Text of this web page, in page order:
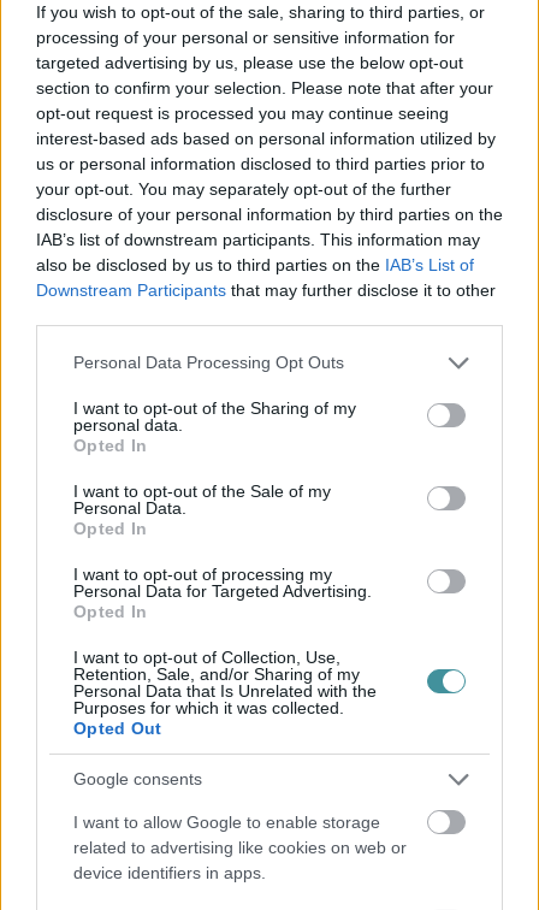
If you wish to opt-out of the sale, sharing to third parties, or
processing of your personal or sensitive information for
targeted advertising by us, please use the below opt-out
section to confirm your selection. Please note that after your
opt-out request is processed you may continue seeing
interest-based ads based on personal information utilized by
us or personal information disclosed to third parties prior to
your opt-out. You may separately opt-out of the further
disclosure of your personal information by third parties on the
IAB’s list of downstream participants. This information may
also be disclosed by us to third parties on the IAB’s List of
Downstream Participants that may further disclose it to other
Please note that this website/app uses one or more Google
not limited to your visit or usage behaviour. You may click to
grant or deny consent to Google and its third-party tags to
use your data for below specified purposes in below Google
consent section.
Personal Data Processing Opt Outs
I want to opt-out of the Sharing of my
personal data.
Opted In
I want to opt-out of the Sale of my
Personal Data.
Opted In
I want to opt-out of processing my
Personal Data for Targeted Advertising.
Opted In
I want to opt-out of Collection, Use,
Retention, Sale, and/or Sharing of my
Personal Data that Is Unrelated with the
Purposes for which it was collected.
Opted Out
Google consents
I want to allow Google to enable storage
related to advertising like cookies on web or
device identifiers in apps.
Eger Ügye
Választás 2026
Mindenki Ügye
Riasztó
Egészség+
Otthon & Design
Kikötő
Barta Autó
Mindenki Ügye
Egészség+
Otthon & Design
Kikötő
További rovatok
Állás
Eger Outlet
Zöld hírek
Sport
Programok
Környék ügye
Városháza
Gasztro
Vélemény
Podcast
Fintech
Fejleszd lelkesen
Páros-páratlan